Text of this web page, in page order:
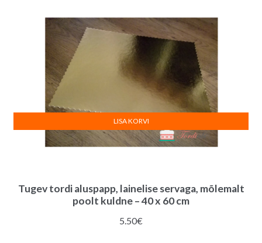
Tugev tordi aluspapp, lainelise servaga, mõlemalt
poolt kuldne – 40 x 60 cm
5.50€
LISA KORVI